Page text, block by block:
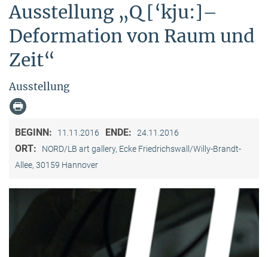
Ausstellung „Q [‘kju:]–
Deformation von Raum und
Zeit“
Ausstellung
BEGINN: 11.11.2016 ENDE: 24.11.2016
ORT:
NORD/LB art gallery, Ecke Friedrichswall/Willy-Brandt-
Allee, 30159 Hannover